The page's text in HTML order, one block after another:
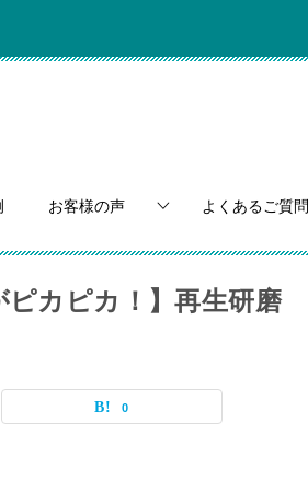
お客様の声 よくあるご質問
カピカ！】再生研磨
0